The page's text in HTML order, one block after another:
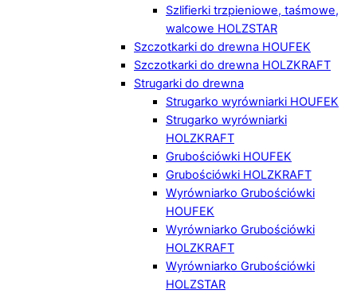
Szlifierki trzpieniowe, taśmowe,
walcowe HOLZSTAR
Szczotkarki do drewna HOUFEK
Szczotkarki do drewna HOLZKRAFT
Strugarki do drewna
Strugarko wyrówniarki HOUFEK
Strugarko wyrówniarki
HOLZKRAFT
Grubościówki HOUFEK
Grubościówki HOLZKRAFT
Wyrówniarko Grubościówki
HOUFEK
Wyrówniarko Grubościówki
HOLZKRAFT
Wyrówniarko Grubościówki
HOLZSTAR